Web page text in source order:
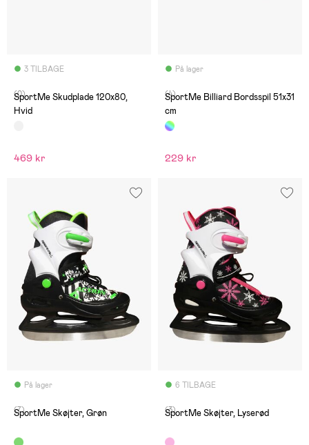
3 TILBAGE
(0)
SportMe Skudplade 120x80,
Hvid
469 kr
På lager
(4)
SportMe Billiard Bordsspil 51x31
cm
229 kr
På lager
(7)
SportMe Skøjter, Grøn
6 TILBAGE
(3)
SportMe Skøjter, Lyserød